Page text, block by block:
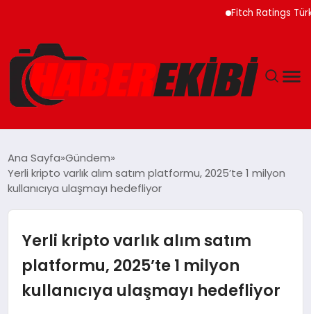
Fitch Ratings Türkiye
GÜNCEL
MAGAZIN
Ana Sayfa Gündem
Yerli kripto varlık alım satım platformu, 2025’te 1 milyon
kullanıcıya ulaşmayı hedefliyor
Yerli kripto varlık alım satım
platformu, 2025’te 1 milyon
kullanıcıya ulaşmayı hedefliyor